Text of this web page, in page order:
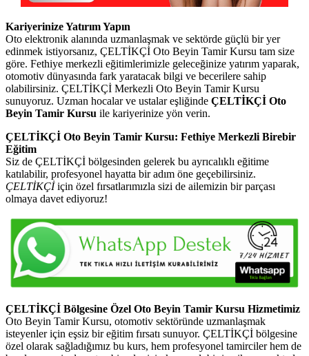
Kariyerinize Yatırım Yapın
Oto elektronik alanında uzmanlaşmak ve sektörde güçlü bir yer
edinmek istiyorsanız, ÇELTİKÇİ Oto Beyin Tamir Kursu tam size
göre. Fethiye merkezli eğitimlerimizle geleceğinize yatırım yaparak,
otomotiv dünyasında fark yaratacak bilgi ve becerilere sahip
olabilirsiniz. ÇELTİKÇİ Merkezli Oto Beyin Tamir Kursu
sunuyoruz. Uzman hocalar ve ustalar eşliğinde ÇELTİKÇİ Oto
Beyin Tamir Kursu ile kariyerinize yön verin.
ÇELTİKÇİ Oto Beyin Tamir Kursu: Fethiye Merkezli Birebir
Eğitim
Siz de ÇELTİKÇİ bölgesinden gelerek bu ayrıcalıklı eğitime
katılabilir, profesyonel hayatta bir adım öne geçebilirsiniz.
ÇELTİKÇİiçin özel fırsatlarımızla sizi de ailemizin bir parçası
olmaya davet ediyoruz!
ÇELTİKÇİ Bölgesine Özel Oto Beyin Tamir Kursu Hizmetimiz
Oto Beyin Tamir Kursu, otomotiv sektöründe uzmanlaşmak
isteyenler için eşsiz bir eğitim fırsatı sunuyor. ÇELTİKÇİ bölgesine
özel olarak sağladığımız bu kurs, hem profesyonel tamirciler hem de